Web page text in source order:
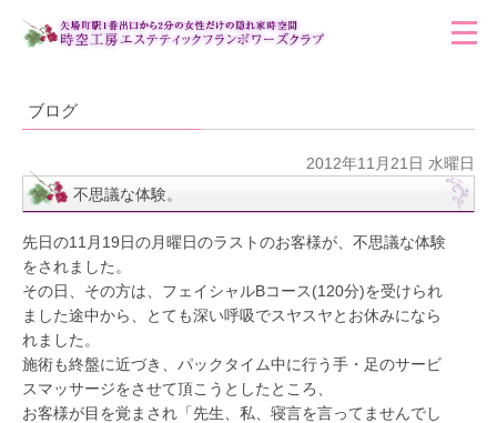
ブログ
2012年11月21日 水曜日
不思議な体験。
先日の11月19日の月曜日のラストのお客様が、不思議な体験
をされました。
その日、その方は、フェイシャルBコース(120分)を受けられ
ました途中から、とても深い呼吸でスヤスヤとお休みになら
れました。
施術も終盤に近づき、パックタイム中に行う手・足のサービ
スマッサージをさせて頂こうとしたところ、
お客様が目を覚まされ「先生、私、寝言を言ってませんでし